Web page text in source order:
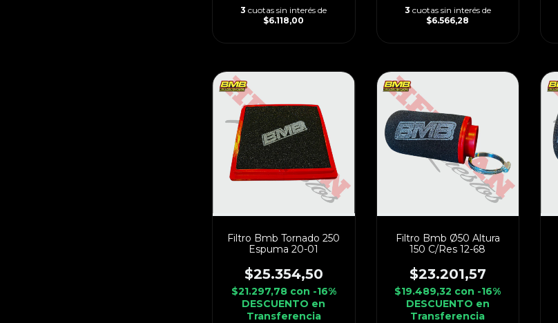
3 cuotas sin interés de
$6.118,00
3 cuotas sin interés de
$6.566,28
Filtro Bmb Tornado 250
Espuma 20-01
$25.354,50
$21.297,78 con -16%
DESCUENTO en
Transferencia
Filtro Bmb Ø50 Altura
150 C/Res 12-68
$23.201,57
$19.489,32 con -16%
DESCUENTO en
Transferencia